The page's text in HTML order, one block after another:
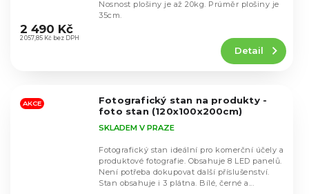
hodnocení
produktu
hvězdiček.
2 057,85 Kč bez DPH
2 490 Kč
Detail
Nosnost plošiny je až 20kg. Prúměr plošiny je
35cm.
AKCE
Fotografický stan na produkty -
foto stan (120x100x200cm)
SKLADEM V PRAZE
Fotografický stan ideální pro komerční účely a
produktové fotografie. Obsahuje 8 LED panelů.
Není potřeba dokupovat další příslušenství.
Stan obsahuje i 3 plátna. Bílé, černé a...